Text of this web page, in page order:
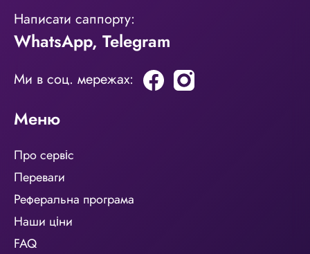
Написати саппорту:
WhatsApp, Telegram
Ми в соц. мережах:
Меню
Про сервіс
Переваги
Реферальна програма
Наши ціни
FAQ